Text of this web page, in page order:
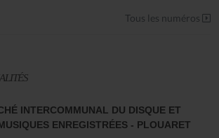
Tous les numéros
INTERCOMMUNAL DU DISQUE ET
ENREGISTRÉES - PLOUARET